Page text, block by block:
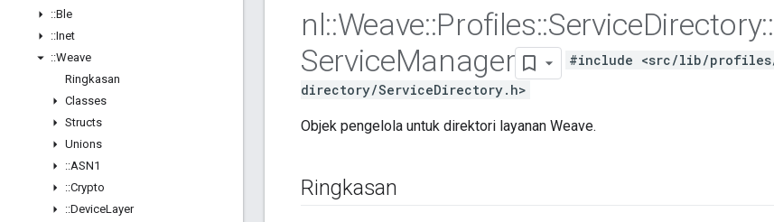
::Ble
::Inet
::Weave
Ringkasan
Classes
Structs
Unions
::ASN1
::Crypto
::DeviceLayer
nl::Weave::Profiles::ServiceDirectory::
ServiceManager
#include <src/lib/
directory/ServiceDirectory.h>
Objek pengelola untuk direktori layanan Weave.
Ringkasan